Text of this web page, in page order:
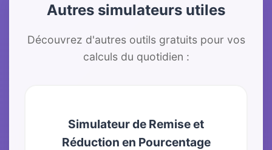
Autres simulateurs utiles
Découvrez d'autres outils gratuits pour vos
calculs du quotidien :
Simulateur de Remise et
Réduction en Pourcentage